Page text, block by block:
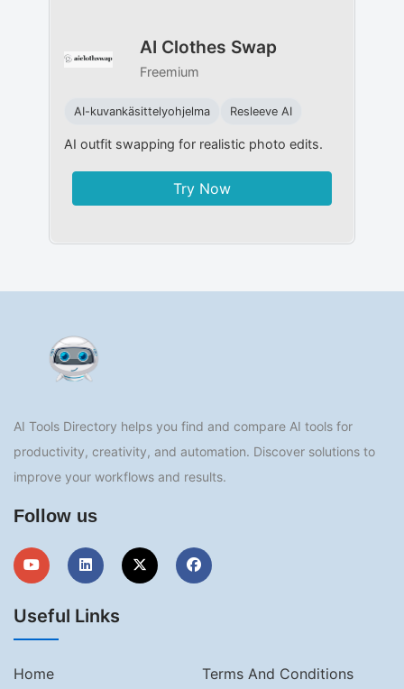
AI Clothes Swap
Freemium
AI-kuvankäsittelyohjelma Resleeve AI
AI outfit swapping for realistic photo edits.
Try Now
AI Tools Directory helps you find and compare AI tools for
productivity, creativity, and automation. Discover solutions to
improve your workflows and results.
Follow us
Useful Links
Home Terms And Conditions